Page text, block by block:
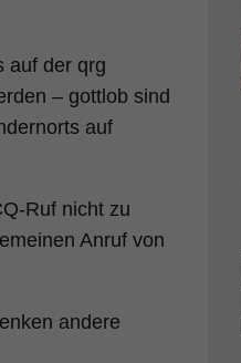
auf der qrg
– gottlob sind
auf
Ruf nicht zu
Anruf von
andere